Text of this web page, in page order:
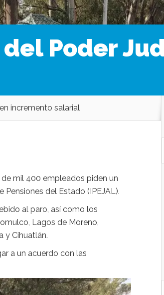
Poder
incremento salarial
mil 400 empleados piden un
del Estado (IPEJAL).
al paro, así como los
Lagos de Moreno,
y Cihuatlán.
a un acuerdo con las